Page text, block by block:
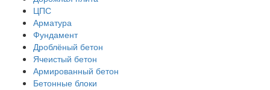
ЦПС
Арматура
Фундамент
Дроблёный бетон
Ячеистый бетон
Армированный бетон
Бетонные блоки